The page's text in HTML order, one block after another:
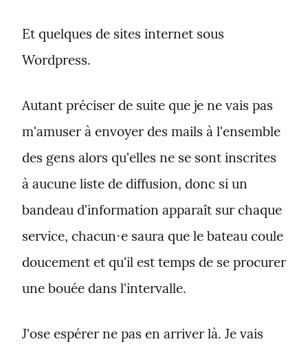
Et quelques de sites internet sous
Wordpress.
Autant préciser de suite que je ne vais pas
m'amuser à envoyer des mails à l'ensemble
des gens alors qu'elles ne se sont inscrites
à aucune liste de diffusion, donc si un
bandeau d'information apparaît sur chaque
service, chacun⋅e saura que le bateau coule
doucement et qu'il est temps de se procurer
une bouée dans l'intervalle.
J'ose espérer ne pas en arriver là. Je vais